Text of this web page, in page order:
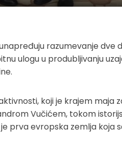
razumevanje dve
ulogu u produbljivanju
koji je krajem maja
Vučićem, tokom
prva evropska zemlja koja